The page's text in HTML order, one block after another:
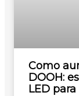
Como
DOOH:
LED